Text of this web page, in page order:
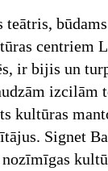
centriem
ir bijis un
izcilām
kultūras
Signet